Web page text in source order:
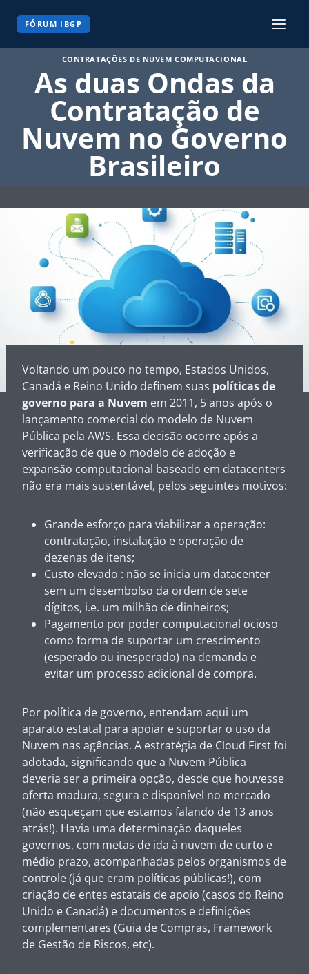
FÓRUM IBGP
CONTRATAÇÕES DE NUVEM COMPUTACIONAL
As duas Ondas da
Contratação de
Nuvem no Governo
Brasileiro
Voltando um pouco no tempo, Estados Unidos,
Canadá e Reino Unido definem suas políticas de
governo para a Nuvem em 2011, 5 anos após o
lançamento comercial do modelo de Nuvem
Pública pela AWS. Essa decisão ocorre após a
verificação de que o modelo de adoção e
expansão computacional baseado em datacenters
não era mais sustentável, pelos seguintes motivos:
Grande esforço para viabilizar a operação:
contratação, instalação e operação de
dezenas de itens;
Custo elevado : não se inicia um datacenter
sem um desembolso da ordem de sete
dígitos, i.e. um milhão de dinheiros;
Pagamento por poder computacional ocioso
como forma de suportar um crescimento
(esperado ou inesperado) na demanda e
evitar um processo adicional de compra.
Por política de governo, entendam aqui um
aparato estatal para apoiar e suportar o uso da
Nuvem nas agências. A estratégia de Cloud First foi
adotada, significando que a Nuvem Pública
deveria ser a primeira opção, desde que houvesse
oferta madura, segura e disponível no mercado
(não esqueçam que estamos falando de 13 anos
atrás!). Havia uma determinação daqueles
governos, com metas de ida à nuvem de curto e
médio prazo, acompanhadas pelos organismos de
controle (já que eram políticas públicas!), com
criação de entes estatais de apoio (casos do Reino
Unido e Canadá) e documentos e definições
complementares (Guia de Compras, Framework
de Gestão de Riscos, etc).